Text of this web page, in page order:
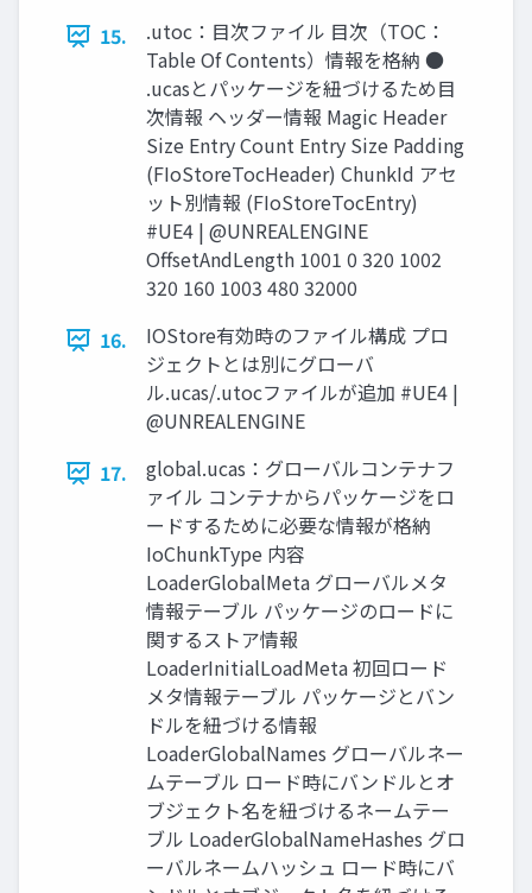
15.
.utoc：目次ファイル 目次（TOC：
Table Of Contents）情報を格納 ●
.ucasとパッケージを紐づけるため目
次情報 ヘッダー情報 Magic Header
Size Entry Count Entry Size Padding
(FIoStoreTocHeader) ChunkId アセ
ット別情報 (FIoStoreTocEntry)
#UE4 | @UNREALENGINE
OﬀsetAndLength 1001 0 320 1002
320 160 1003 480 32000
16.
IOStore有効時のファイル構成 プロ
ジェクトとは別にグローバ
ル.ucas/.utocファイルが追加 #UE4 |
@UNREALENGINE
17.
global.ucas：グローバルコンテナフ
ァイル コンテナからパッケージをロ
ードするために必要な情報が格納
IoChunkType 内容
LoaderGlobalMeta グローバルメタ
情報テーブル パッケージのロードに
関するストア情報
LoaderInitialLoadMeta 初回ロード
メタ情報テーブル パッケージとバン
ドルを紐づける情報
LoaderGlobalNames グローバルネー
ムテーブル ロード時にバンドルとオ
ブジェクト名を紐づけるネームテー
ブル LoaderGlobalNameHashes グロ
ーバルネームハッシュ ロード時にバ